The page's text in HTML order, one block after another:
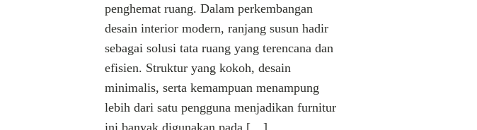
penghemat ruang. Dalam perkembangan
desain interior modern, ranjang susun hadir
sebagai solusi tata ruang yang terencana dan
efisien. Struktur yang kokoh, desain
minimalis, serta kemampuan menampung
lebih dari satu pengguna menjadikan furnitur